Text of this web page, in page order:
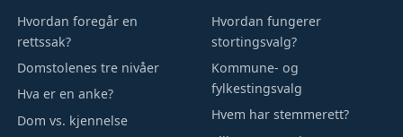
Hvordan foregår en
rettssak?
Domstolenes tre nivåer
Hva er en anke?
Dom vs. kjennelse
Hvordan fungerer
stortingsvalg?
Kommune- og
fylkestingsvalg
Hvem har stemmerett?